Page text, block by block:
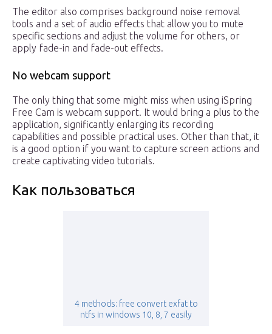
The editor also comprises background noise removal
tools and a set of audio effects that allow you to mute
specific sections and adjust the volume for others, or
apply fade-in and fade-out effects.
No webcam support
The only thing that some might miss when using iSpring
Free Cam is webcam support. It would bring a plus to the
application, significantly enlarging its recording
capabilities and possible practical uses. Other than that, it
is a good option if you want to capture screen actions and
create captivating video tutorials.
Как пользоваться
4 methods: free convert exfat to
ntfs in windows 10, 8, 7 easily